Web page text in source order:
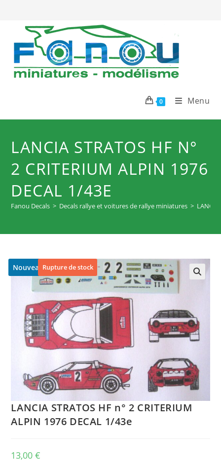
0 Menu
LANCIA STRATOS HF N°
2 CRITERIUM ALPIN 1976
DECAL 1/43E
Fanou Decals > Decals rallye et voitures de rallye miniatures > LANCIA
NouveauRupture de stock
LANCIA STRATOS HF n° 2 CRITERIUM
ALPIN 1976 DECAL 1/43e
13,00€